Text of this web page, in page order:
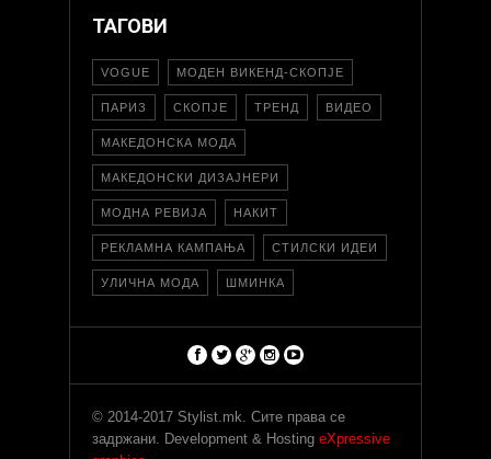
ТАГОВИ
VOGUE МОДЕН ВИКЕНД-СКОПЈЕ
ПАРИЗ СКОПЈЕ ТРЕНД ВИДЕО
МАКЕДОНСКА МОДА
МАКЕДОНСКИ ДИЗАЈНЕРИ
МОДНА РЕВИЈА НАКИТ
РЕКЛАМНА КАМПАЊА СТИЛСКИ ИДЕИ
УЛИЧНА МОДА ШМИНКА
© 2014-2017 Stylist.mk. Сите права се
задржани. Development & Hosting eXpressive